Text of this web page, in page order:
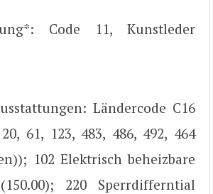
Code 11, Kunstleder
Ländercode C16
61, 123, 483, 486, 492, 464
102 Elektrisch beheizbare
220 Sperrdifferntial